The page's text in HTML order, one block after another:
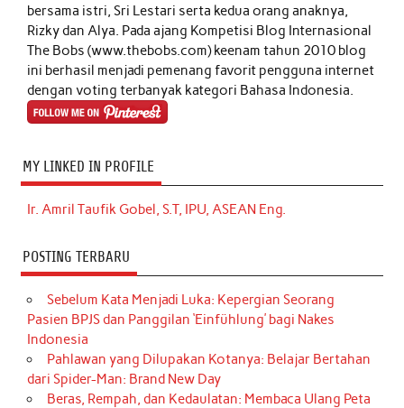
bersama istri, Sri Lestari serta kedua orang anaknya,
Rizky dan Alya. Pada ajang Kompetisi Blog Internasional
The Bobs (www.thebobs.com) keenam tahun 2010 blog
ini berhasil menjadi pemenang favorit pengguna internet
dengan voting terbanyak kategori Bahasa Indonesia.
MY LINKED IN PROFILE
Ir. Amril Taufik Gobel, S.T, IPU, ASEAN Eng.
POSTING TERBARU
Sebelum Kata Menjadi Luka: Kepergian Seorang
Pasien BPJS dan Panggilan ‘Einfühlung’ bagi Nakes
Indonesia
Pahlawan yang Dilupakan Kotanya: Belajar Bertahan
dari Spider-Man: Brand New Day
Beras, Rempah, dan Kedaulatan: Membaca Ulang Peta